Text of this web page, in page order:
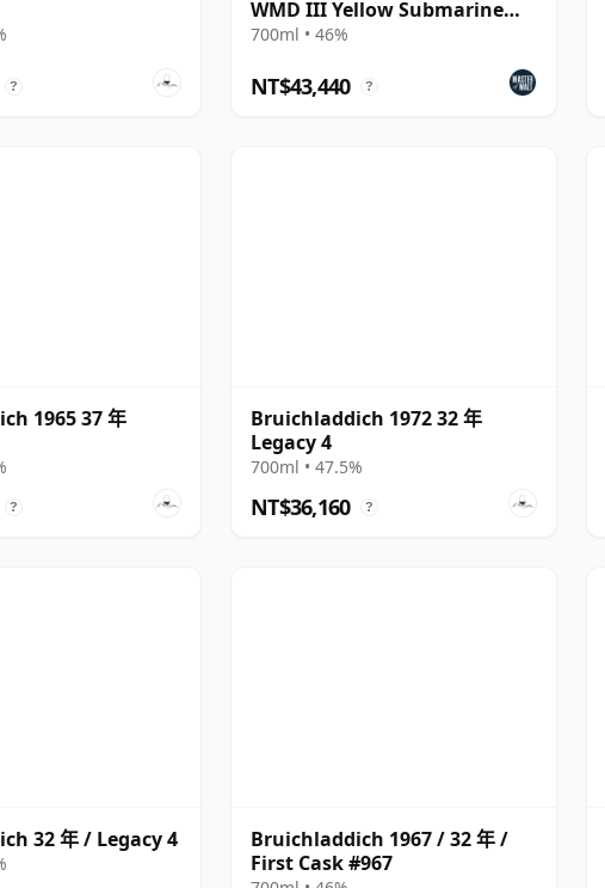
?
WMD III Yellow Submarine
The Legend R
700ml • 46%
NT$43,440 ?
1965 37 年
?
Bruichladdich 1972 32 年
Legacy 4
700ml • 47.5%
NT$36,160 ?
32 年 / Legacy 4
Bruichladdich 1967 / 32 年 /
First Cask #967